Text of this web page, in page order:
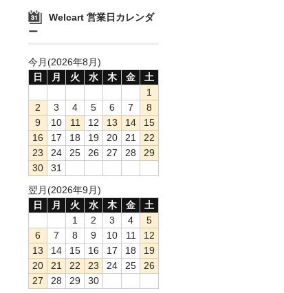
Welcart 営業日カレンダ
ー
今月(2026年8月)
日
月 火 水 木 金
土
1
2
3 4 5 6 7
8
9
10 11 12 13 14
15
16
17 18 19 20 21
22
23
24 25 26 27 28
29
30
31
翌月(2026年9月)
日
月 火 水 木 金
土
1
2 3 4
5
6
7 8 9 10 11
12
13
14 15 16 17 18
19
20
21 22 23 24 25
26
27
28 29
30